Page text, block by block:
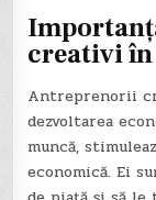
creativi
Antreprenorii
dezvoltarea
muncă,
economică. Ei